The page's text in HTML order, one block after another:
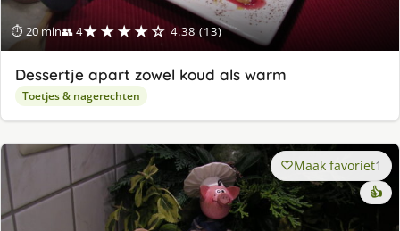
⏱ 20 min👥 4★★★★☆ 4.38 (13)
Dessertje apart zowel koud als warm
Toetjes & nagerechten
Maak favoriet1
👍